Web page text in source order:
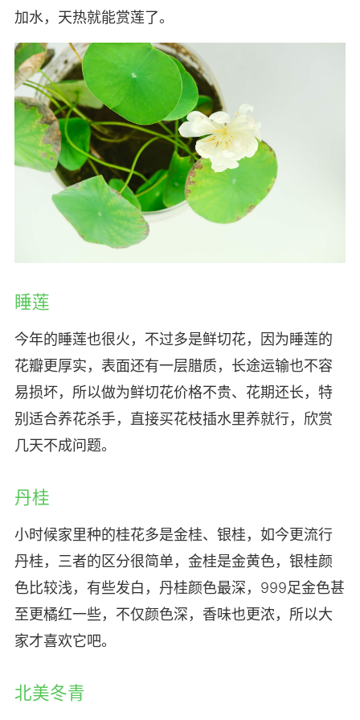
加水，天热就能赏莲了。
睡莲
今年的睡莲也很火，不过多是鲜切花，因为睡莲的
花瓣更厚实，表面还有一层腊质，长途运输也不容
易损坏，所以做为鲜切花价格不贵、花期还长，特
别适合养花杀手，直接买花枝插水里养就行，欣赏
几天不成问题。
丹桂
小时候家里种的桂花多是金桂、银桂，如今更流行
丹桂，三者的区分很简单，金桂是金黄色，银桂颜
色比较浅，有些发白，丹桂颜色最深，999足金色甚
至更橘红一些，不仅颜色深，香味也更浓，所以大
家才喜欢它吧。
北美冬青